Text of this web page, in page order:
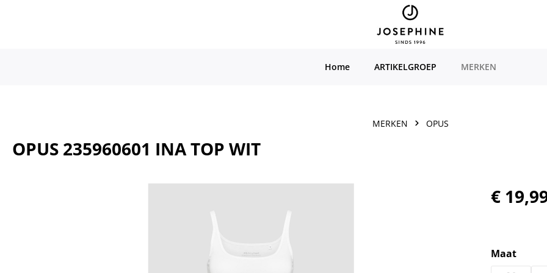
Home ARTIKELGROEP MERKEN
MERKEN OPUS
OPUS 235960601 INA TOP WIT
Normale prijs:
€
Selecteer
Maat